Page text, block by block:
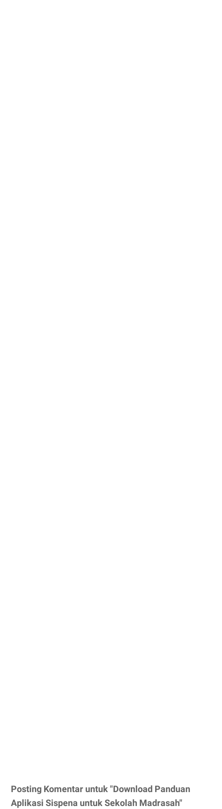
Posting Komentar untuk "Download Panduan
Aplikasi Sispena untuk Sekolah Madrasah"